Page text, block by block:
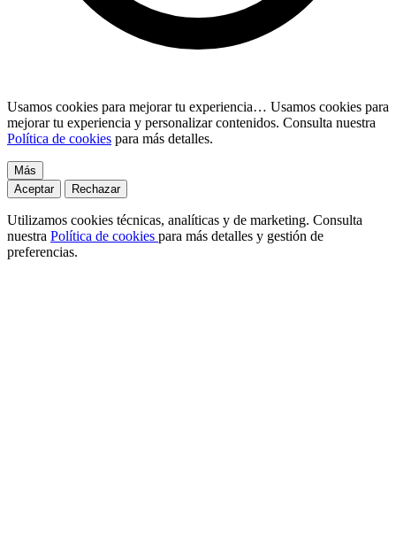
Usamos cookies para mejorar tu experiencia… Usamos cookies para
mejorar tu experiencia y personalizar contenidos. Consulta nuestra
Política de cookies para más detalles.
Más
Aceptar
Rechazar
Utilizamos cookies técnicas, analíticas y de marketing. Consulta
nuestra Política de cookies para más detalles y gestión de
preferencias.